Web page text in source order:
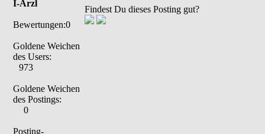
I-Arzl
Bewertungen:0
Goldene Weichen
des Users:
973
Goldene Weichen
des Postings:
0
Posting-
Findest Du dieses Posting gut?